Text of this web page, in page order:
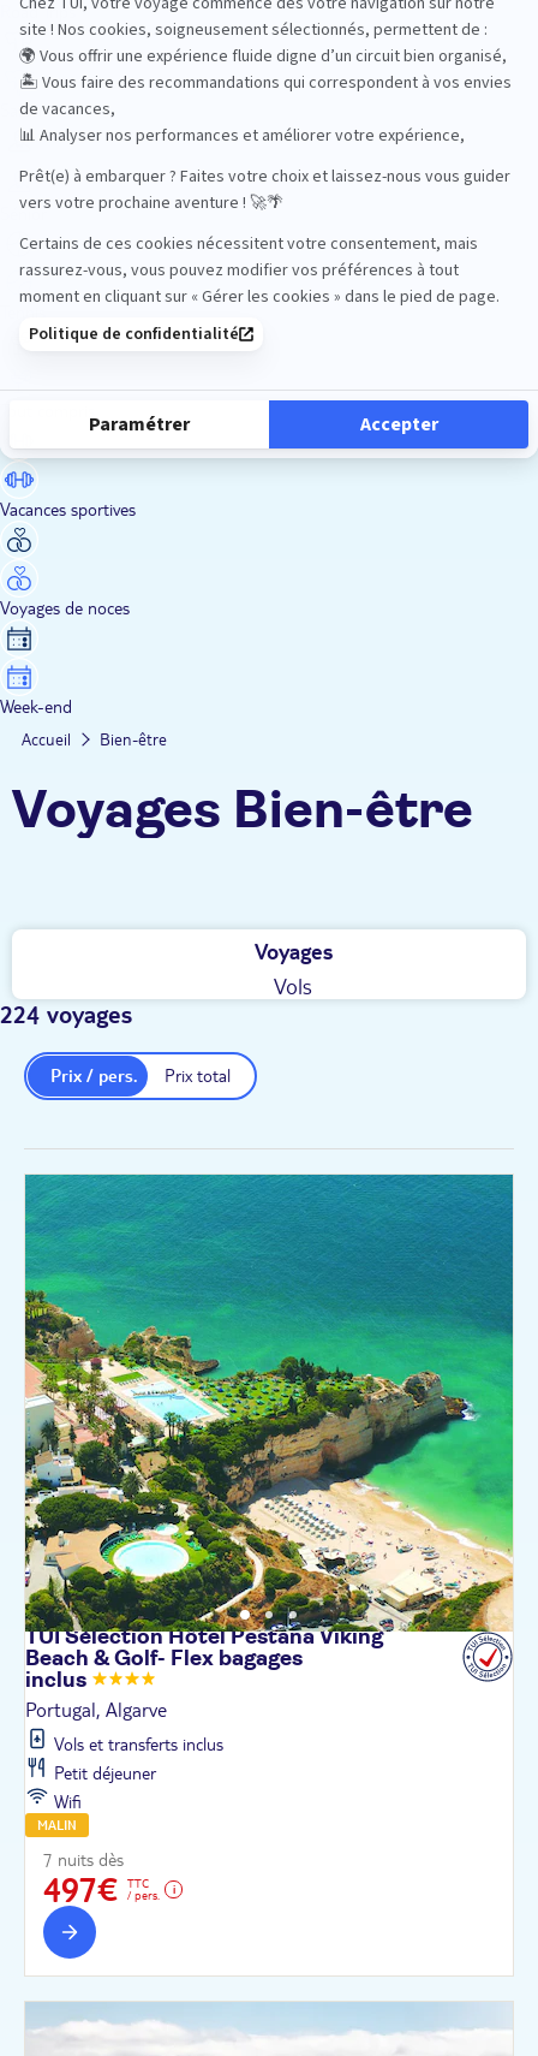
Road Trips
Safari
Sénior
Vacances sportives
Voyages de noces
Week-end
Accueil Bien-être
Voyages Bien-être
Voyages
Vols
224 voyages
Prix total
Prix / pers.
TUI Sélection Hôtel Pestana Viking
Beach & Golf- Flex bagages
inclus
Portugal, Algarve
Vols et transferts inclus
Petit déjeuner
Wifi
MALIN
7 nuits dès
497€
TTC
/ pers.